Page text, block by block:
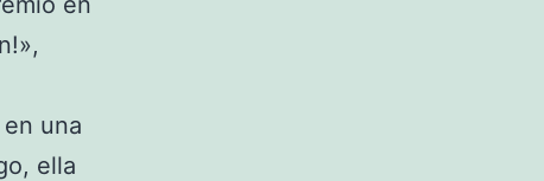
una
ella